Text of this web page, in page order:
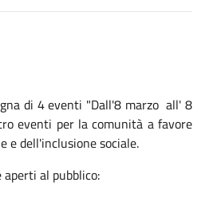
di 4 eventi "Dall'8 marzo all' 8
eventi per la comunità a favore
e dell'inclusione sociale.
al pubblico: